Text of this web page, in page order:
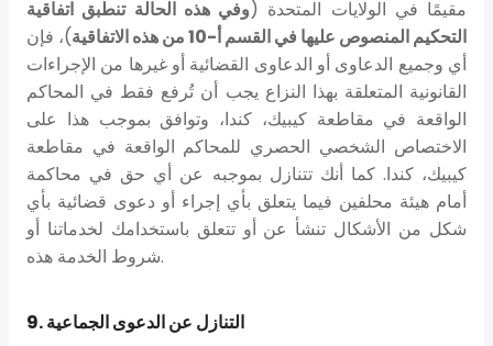
مقيمًا في الولايات المتحدة (وفي هذه الحالة تنطبق اتفاقية
التحكيم المنصوص عليها في القسم أ-10 من هذه الاتفاقية
)، فإن
أي وجميع الدعاوى أو الدعاوى القضائية أو غيرها من الإجراءات
القانونية المتعلقة بهذا النزاع يجب أن تُرفع فقط في المحاكم
الواقعة في مقاطعة كيبيك، كندا، وتوافق بموجب هذا على
الاختصاص الشخصي الحصري للمحاكم الواقعة في مقاطعة
كيبيك، كندا. كما أنك تتنازل بموجبه عن أي حق في محاكمة
أمام هيئة محلفين فيما يتعلق بأي إجراء أو دعوى قضائية بأي
شكل من الأشكال تنشأ عن أو تتعلق باستخدامك لخدماتنا أو
شروط الخدمة هذه.
9. التنازل عن الدعوى الجماعية